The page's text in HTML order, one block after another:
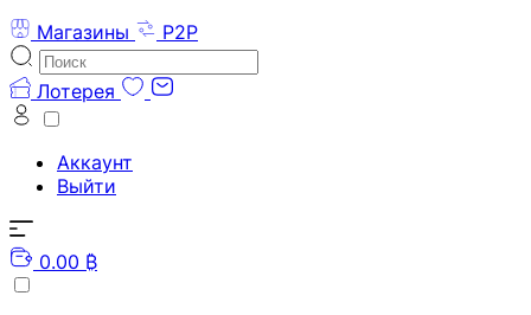
Магазины
P2P
Лотерея
Аккаунт
Выйти
0.00 ₿